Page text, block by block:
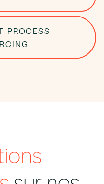
PROCESS